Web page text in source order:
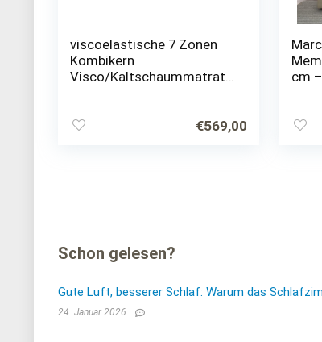
viscoelastische 7 Zonen
Kombikern
Visco/Kaltschaummatratz
(bis max. 85kg) Gr.
€569,00
cm
Schon gelesen?
Gute Luft, besserer Schlaf: Warum das
24. Januar 2026